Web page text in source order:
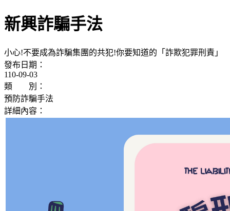
新興詐騙手法
小心!不要成為詐騙集團的共犯!你要知道的「詐欺犯罪刑責」
發布日期：
110-09-03
類 別：
預防詐騙手法
詳細內容：